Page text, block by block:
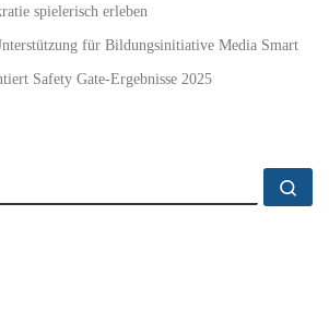
spielerisch erleben
für Bildungsinitiative Media Smart
Safety Gate-Ergebnisse 2025